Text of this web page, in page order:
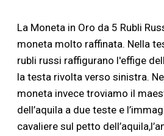
La Moneta in Oro da 5 Rubli
moneta molto raffinata. Nella
rubli russi raffigurano l'effige
la testa rivolta verso sinistra.
moneta invece troviamo il
dell’aquila a due teste e
cavaliere sul petto